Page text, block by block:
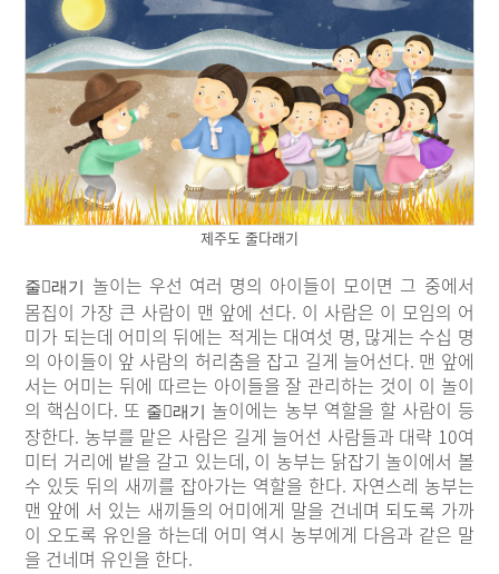
제주도 줄다래기
줄래기
놀이는 우선 여러 명의 아이들이 모이면 그 중에서
몸집이 가장 큰 사람이 맨 앞에 선다. 이 사람은 이 모임의 어
미가 되는데 어미의 뒤에는 적게는 대여섯 명, 많게는 수십 명
의 아이들이 앞 사람의 허리춤을 잡고 길게 늘어선다. 맨 앞에
서는 어미는 뒤에 따르는 아이들을 잘 관리하는 것이 이 놀이
의 핵심이다. 또 줄래기
놀이에는 농부 역할을 할 사람이 등
장한다. 농부를 맡은 사람은 길게 늘어선 사람들과 대략 10여
미터 거리에 밭을 갈고 있는데, 이 농부는 닭잡기 놀이에서 볼
수 있듯 뒤의 새끼를 잡아가는 역할을 한다. 자연스레 농부는
맨 앞에 서 있는 새끼들의 어미에게 말을 건네며 되도록 가까
이 오도록 유인을 하는데 어미 역시 농부에게 다음과 같은 말
을 건네며 유인을 한다.